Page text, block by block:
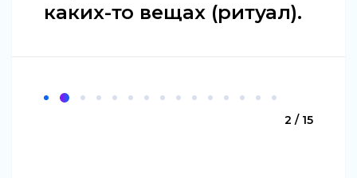
каких-то вещах (ритуал).
2 / 15